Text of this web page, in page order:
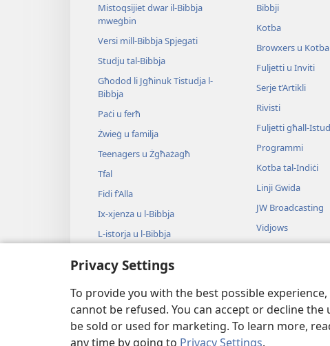
Privacy Settings
To provide you with the best possible
cannot be refused. You can accept or decline
be sold or used for marketing. To learn more,
any time by going to Privacy Settings.
Mistoqsijiet dwar il-Bibbja
mweġbin
Versi mill-Bibbja Spjegati
Studju tal-Bibbja
Għodod li Jgħinuk Tistudja l-
Bibbja
Paċi u ferħ
Żwieġ u familja
Teenagers u Żgħażagħ
Tfal
Fidi f’Alla
Ix-​xjenza u l-​Bibbja
L-​istorja u l-​Bibbja
Bibbji
Kotba
Browxers u
Fuljetti u Inviti
Serje t’Artikli
Rivisti
Fuljetti għall-
Programmi
Kotba tal-Indiċi
Linji Gwida
JW Broadcasting
Vidjows
Mużika
Qari Drammatiku